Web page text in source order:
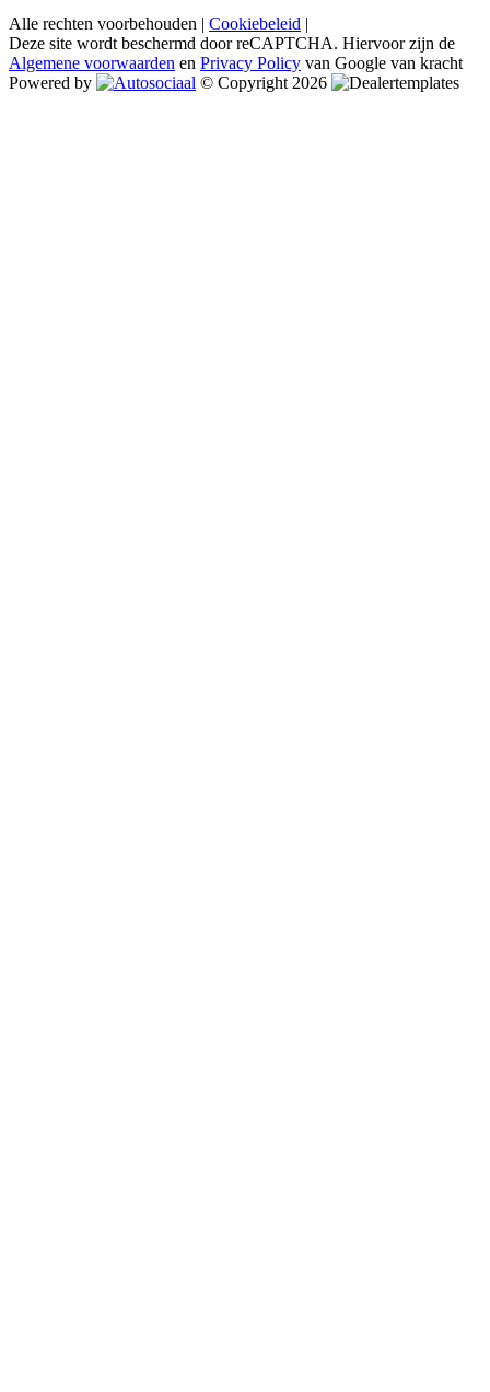
Alle rechten voorbehouden | Cookiebeleid |
Deze site wordt beschermd door reCAPTCHA. Hiervoor zijn de
Algemene voorwaarden en Privacy Policy van Google van kracht
Powered by
© Copyright 2026